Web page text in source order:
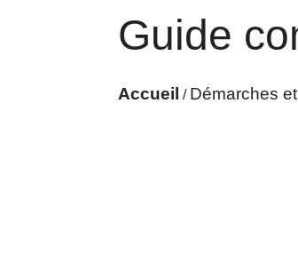
Guide
Accueil / Démarches